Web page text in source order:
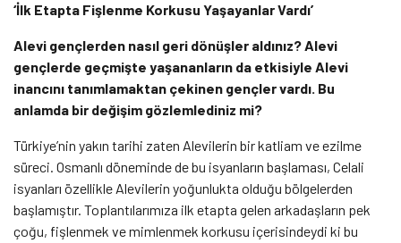
‘İlk Etapta Fişlenme Korkusu Yaşayanlar Vardı’
Alevi gençlerden nasıl geri dönüşler aldınız? Alevi
gençlerde geçmişte yaşananların da etkisiyle Alevi
inancını tanımlamaktan çekinen gençler vardı. Bu
anlamda bir değişim gözlemlediniz mi?
Türkiye’nin yakın tarihi zaten Alevilerin bir katliam ve ezilme
süreci. Osmanlı döneminde de bu isyanların başlaması, Celali
isyanları özellikle Alevilerin yoğunlukta olduğu bölgelerden
başlamıştır. Toplantılarımıza ilk etapta gelen arkadaşların pek
çoğu, fişlenmek ve mimlenmek korkusu içerisindeydi ki bu